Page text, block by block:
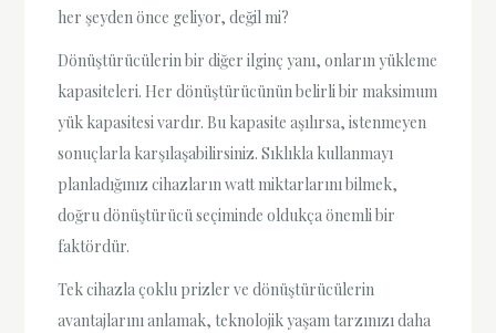
her şeyden önce geliyor, değil mi?
Dönüştürücülerin bir diğer ilginç yanı, onların yükleme
kapasiteleri. Her dönüştürücünün belirli bir maksimum
yük kapasitesi vardır. Bu kapasite aşılırsa, istenmeyen
sonuçlarla karşılaşabilirsiniz. Sıklıkla kullanmayı
planladığınız cihazların watt miktarlarını bilmek,
doğru dönüştürücü seçiminde oldukça önemli bir
faktördür.
Tek cihazla çoklu prizler ve dönüştürücülerin
avantajlarını anlamak, teknolojik yaşam tarzınızı daha